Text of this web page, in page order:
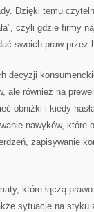
Dzięki temu
czyli gdzie firmy
swoich praw przez
decyzji
ale również na
obniżki i kiedy
nawyków, które
zapisywanie
które łączą
sytuacje na styku